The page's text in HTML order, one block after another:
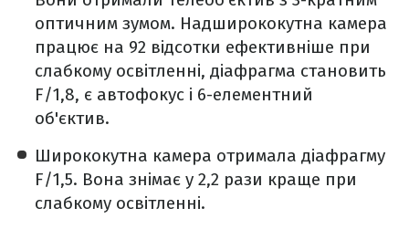
оптичним зумом. Надширококутна камера
працює на 92 відсотки ефективніше при
слабкому освітленні, діафрагма становить
F/1,8, є автофокус і 6-елементний
об'єктив.
Ширококутна камера отримала діафрагму
F/1,5. Вона знімає у 2,2 рази краще при
слабкому освітленні.